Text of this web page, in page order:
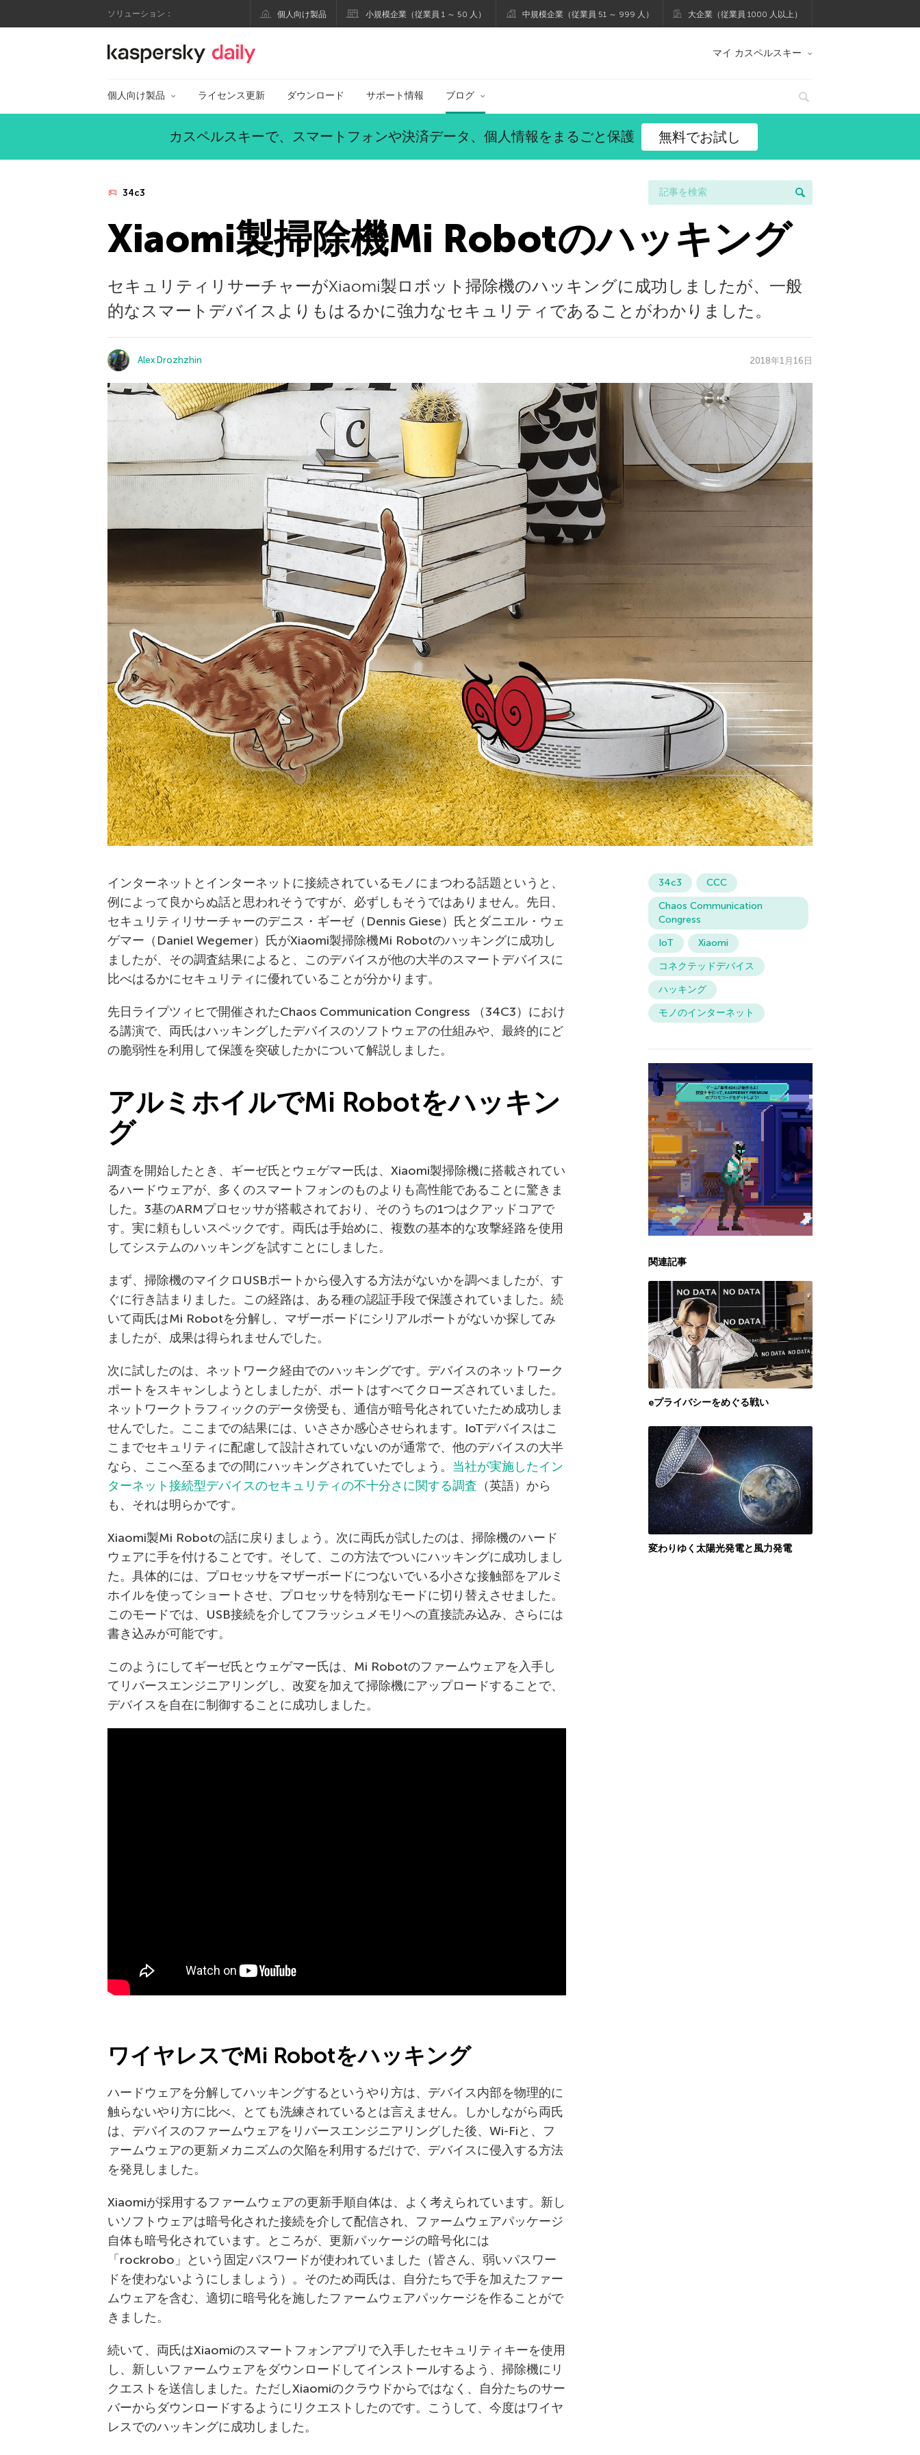
ソリューション： 個人向け製品 小規模企業（従業員 1 ～ 50 人） 中規模企業（従業員 51 ～ 999 人） 大企業（従業員 1000 人以上）
カスペルスキー公式ブログ マイ カスペルスキー
個人向け製品 ライセンス更新 ダウンロード サポート情報 ブログ
カスペルスキーで、スマートフォンや決済データ、個人情報をまるごと保護 無料でお試し
34c3
Xiaomi製掃除機Mi Robotのハッキング
セキュリティリサーチャーがXiaomi製ロボット掃除機のハッキングに成功しましたが、一般
的なスマートデバイスよりもはるかに強力なセキュリティであることがわかりました。
Alex Drozhzhin 2018年1月16日
インターネットとインターネットに接続されているモノにまつわる話題というと、
例によって良からぬ話と思われそうですが、必ずしもそうではありません。先日、
セキュリティリサーチャーのデニス・ギーゼ（Dennis Giese）氏とダニエル・ウェ
ゲマー（Daniel Wegemer）氏がXiaomi製掃除機Mi Robotのハッキングに成功し
ましたが、その調査結果によると、このデバイスが他の大半のスマートデバイスに
比べはるかにセキュリティに優れていることが分かります。
先日ライプツィヒで開催されたChaos Communication Congress （34C3）におけ
る講演で、両氏はハッキングしたデバイスのソフトウェアの仕組みや、最終的にど
の脆弱性を利用して保護を突破したかについて解説しました。
アルミホイルでMi Robotをハッキン
グ
調査を開始したとき、ギーゼ氏とウェゲマー氏は、Xiaomi製掃除機に搭載されてい
るハードウェアが、多くのスマートフォンのものよりも高性能であることに驚きま
した。3基のARMプロセッサが搭載されており、そのうちの1つはクアッドコアで
す。実に頼もしいスペックです。両氏は手始めに、複数の基本的な攻撃経路を使用
してシステムのハッキングを試すことにしました。
まず、掃除機のマイクロUSBポートから侵入する方法がないかを調べましたが、す
ぐに行き詰まりました。この経路は、ある種の認証手段で保護されていました。続
いて両氏はMi Robotを分解し、マザーボードにシリアルポートがないか探してみ
ましたが、成果は得られませんでした。
次に試したのは、ネットワーク経由でのハッキングです。デバイスのネットワーク
ポートをスキャンしようとしましたが、ポートはすべてクローズされていました。
ネットワークトラフィックのデータ傍受も、通信が暗号化されていたため成功しま
せんでした。ここまでの結果には、いささか感心させられます。IoTデバイスはこ
こまでセキュリティに配慮して設計されていないのが通常で、他のデバイスの大半
なら、ここへ至るまでの間にハッキングされていたでしょう。 当社が実施したイン
ターネット接続型デバイスのセキュリティの不十分さに関する調査 （英語）から
も、それは明らかです。
Xiaomi製Mi Robotの話に戻りましょう。次に両氏が試したのは、掃除機のハード
ウェアに手を付けることです。そして、この方法でついにハッキングに成功しまし
た。具体的には、プロセッサをマザーボードにつないでいる小さな接触部をアルミ
ホイルを使ってショートさせ、プロセッサを特別なモードに切り替えさせました。
このモードでは、USB接続を介してフラッシュメモリへの直接読み込み、さらには
書き込みが可能です。
このようにしてギーゼ氏とウェゲマー氏は、Mi Robotのファームウェアを入手し
てリバースエンジニアリングし、改変を加えて掃除機にアップロードすることで、
デバイスを自在に制御することに成功しました。
ワイヤレスでMi Robotをハッキング
ハードウェアを分解してハッキングするというやり方は、デバイス内部を物理的に
触らないやり方に比べ、とても洗練されているとは言えません。しかしながら両氏
は、デバイスのファームウェアをリバースエンジニアリングした後、Wi-Fiと、フ
ァームウェアの更新メカニズムの欠陥を利用するだけで、デバイスに侵入する方法
を発見しました。
Xiaomiが採用するファームウェアの更新手順自体は、よく考えられています。新し
いソフトウェアは暗号化された接続を介して配信され、ファームウェアパッケージ
自体も暗号化されています。ところが、更新パッケージの暗号化には
「rockrobo」という固定パスワードが使われていました（皆さん、弱いパスワー
ドを使わないようにしましょう）。そのため両氏は、自分たちで手を加えたファー
ムウェアを含む、適切に暗号化を施したファームウェアパッケージを作ることがで
きました。
続いて、両氏はXiaomiのスマートフォンアプリで入手したセキュリティキーを使用
し、新しいファームウェアをダウンロードしてインストールするよう、掃除機にリ
クエストを送信しました。ただしXiaomiのクラウドからではなく、自分たちのサー
バーからダウンロードするようにリクエストしたのです。こうして、今度はワイヤ
レスでのハッキングに成功しました。
34c3
CCC
Chaos Communication
Congress
IoT
Xiaomi
コネクテッドデバイス
ハッキング
モノのインターネット
関連記事
eプライバシーをめぐる戦い
変わりゆく太陽光発電と風力発電